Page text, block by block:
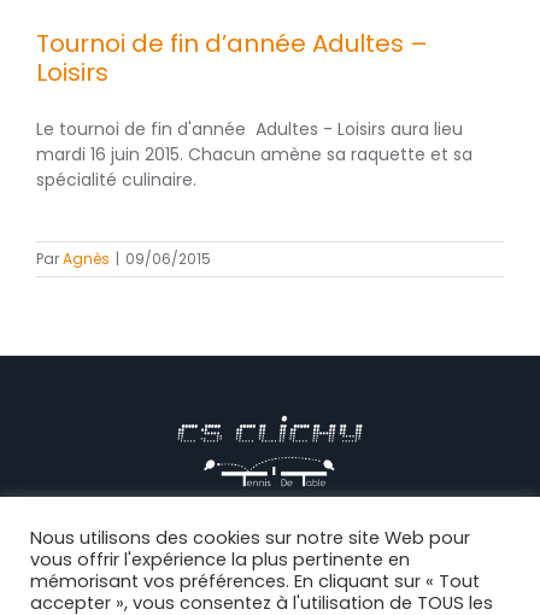
Tournoi de fin d’année Adultes –
Loisirs
Le tournoi de fin d'année Adultes - Loisirs aura lieu
mardi 16 juin 2015. Chacun amène sa raquette et sa
spécialité culinaire.
ParAgnès | 09/06/2015
© CS CLICHY Tennis de Table, Tous droits réservés | Mentions
légales|CGV|Politique de confidentialité|Règlement intérieur
Connexion
Nous utilisons des cookies sur notre site Web pour
vous offrir l'expérience la plus pertinente en
mémorisant vos préférences. En cliquant sur « Tout
accepter », vous consentez à l'utilisation de TOUS les